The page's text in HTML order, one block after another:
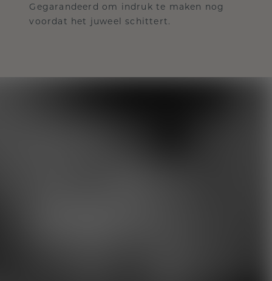
Gegarandeerd om indruk te maken nog
voordat het juweel schittert.